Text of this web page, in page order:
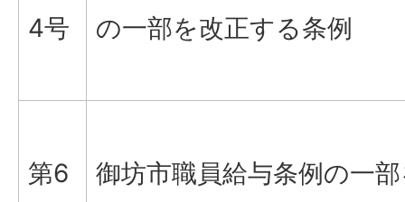
4号
の一部を改正する条例
第6
御坊市職員給与条例の一